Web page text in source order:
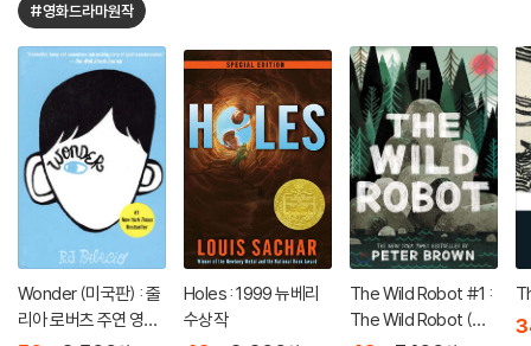
#영화드라마원작
Wonder (미국판) : 줄
리아 로버츠 주연 영화
Holes : 1999 뉴베리
수상작
The Wild Robot #1 :
The Wild Robot (미